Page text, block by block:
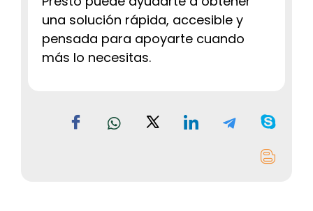
una solución rápida, accesible y
pensada para apoyarte cuando
más lo necesitas.